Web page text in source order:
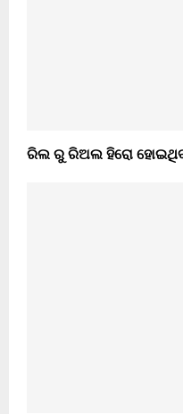
ରିଲ ରୁ ରିଅଲ ହିରୋ